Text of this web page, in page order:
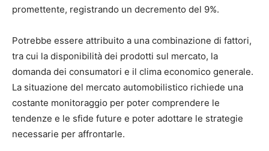
promettente, registrando un decremento del 9%.
Potrebbe essere attribuito a una combinazione di fattori,
tra cui la disponibilità dei prodotti sul mercato, la
domanda dei consumatori e il clima economico generale.
La situazione del mercato automobilistico richiede una
costante monitoraggio per poter comprendere le
tendenze e le sfide future e poter adottare le strategie
necessarie per affrontarle.